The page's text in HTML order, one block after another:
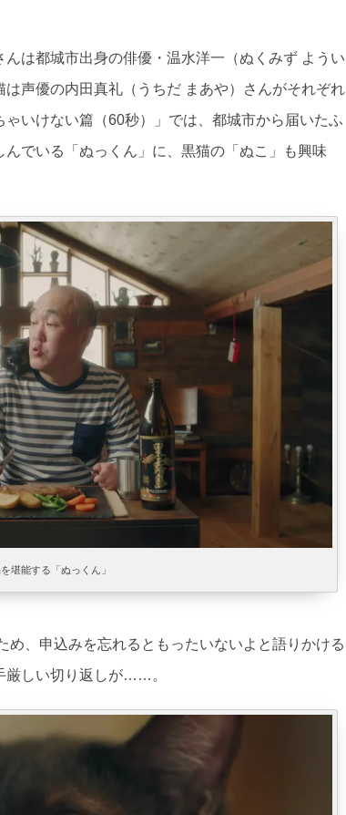
は都城市出身の俳優・温水洋一（ぬくみず ようい
声優の内田真礼（うちだ まあや）さんがそれぞれ
いけない篇（60秒）」では、都城市から届いたふ
でいる「ぬっくん」に、黒猫の「ぬこ」も興味
堪能する「ぬっくん」
、申込みを忘れるともったいないよと語りかける
厳しい切り返しが……。